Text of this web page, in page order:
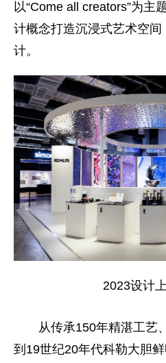
以“Come all creators”为主
计概念打造沉浸式艺术空
计。
2023设计
从传承150年精湛工艺
到19世纪20年代科勒大胆